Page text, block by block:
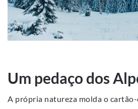
Um pedaço dos
A própria natureza molda o